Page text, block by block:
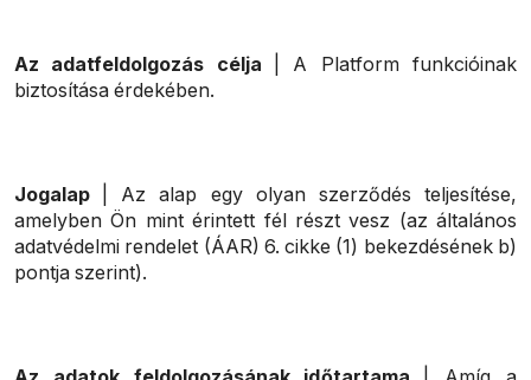
Az adatfeldolgozás célja
| A Platform funkcióinak
biztosítása érdekében.
Jogalap
| Az alap egy olyan szerződés teljesítése,
amelyben Ön mint érintett fél részt vesz (az általános
adatvédelmi rendelet (ÁAR) 6. cikke (1) bekezdésének b)
pontja szerint).